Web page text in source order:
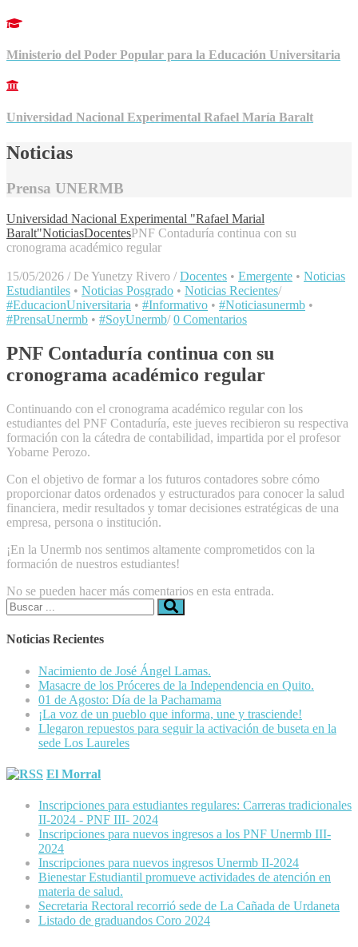
Ministerio del Poder Popular para la Educación Universitaria
Universidad Nacional Experimental Rafael María Baralt
Noticias
Prensa UNERMB
Universidad Nacional Experimental "Rafael Marial
Baralt"NoticiasDocentesPNF Contaduría continua con su
cronograma académico regular
15/05/2026 / De Yunetzy Rivero / Docentes • Emergente • Noticias
Estudiantiles • Noticias Posgrado • Noticias Recientes/
#EducacionUniversitaria • #Informativo • #Noticiasunermb •
#PrensaUnermb • #SoyUnermb/ 0 Comentarios
PNF Contaduría continua con su
cronograma académico regular
Continuando con el cronograma académico regular con los
estudiantes del PNF Contaduría, este jueves recibieron su respectiva
formación con la cátedra de contabilidad, impartida por el profesor
Yobarne Perozo.
Con el objetivo de formar a los futuros contadores sobre cómo
proporcionar datos ordenados y estructurados para conocer la salud
financiera, medir resultados y tomar decisiones estratégicas de una
empresa, persona o institución.
¡En la Unermb nos sentimos altamente comprometidos con la
formación de nuestros estudiantes!
No se pueden hacer más comentarios en esta entrada.
Buscar:
Noticias Recientes
Nacimiento de José Ángel Lamas.
Masacre de los Próceres de la Independencia en Quito.
01 de Agosto: Día de la Pachamama
¡La voz de un pueblo que informa, une y trasciende!
Llegaron repuestos para seguir la activación de buseta en la
sede Los Laureles
El Morral
Inscripciones para estudiantes regulares: Carreras tradicionales
II-2024 - PNF III- 2024
Inscripciones para nuevos ingresos a los PNF Unermb III-
2024
Inscripciones para nuevos ingresos Unermb II-2024
Bienestar Estudiantil promueve actividades de atención en
materia de salud.
Secretaria Rectoral recorrió sede de La Cañada de Urdaneta
Listado de graduandos Coro 2024